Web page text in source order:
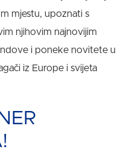
mjestu, upoznati s
njihovim najnovijim
i poneke novitete u
iz Europe i svijeta